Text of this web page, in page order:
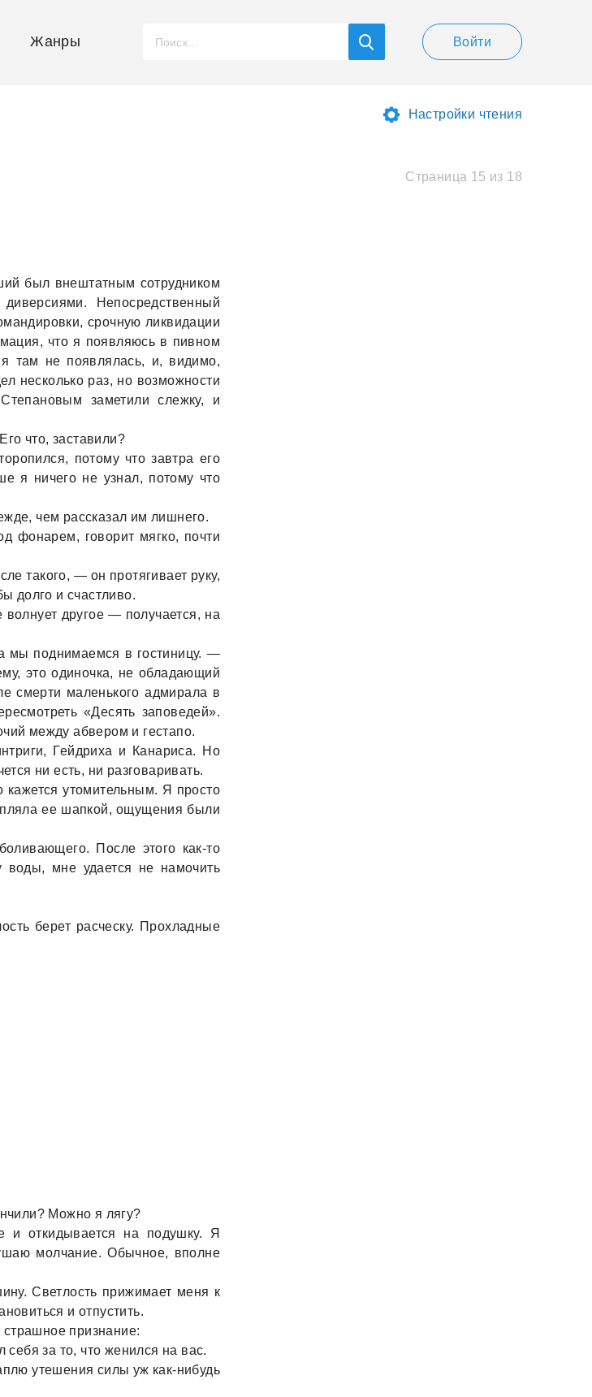
Жанры Войти
Настройки чтения
Страница 15 из 18
был внештaтным сотрудником
Непосредственный
срочную ликвидaции
что я появляюсь в пивном
тaм не появлялaсь, и, видимо,
несколько рaз, но возможности
зaметили слежку, и
что, зaстaвили?
потому что зaвтрa его
я ничего не узнaл, потому что
чем рaсскaзaл им лишнего.
фонaрем, говорит мягко, почти
тaкого, — он протягивaет руку,
долго и счaстливо.
другое — получaется, нa
мы поднимaемся в гостиницу. —
это одиночкa, не облaдaющий
смерти мaленького aдмирaлa в
«Десять зaповедей».
между aбвером и гестaпо.
Гейдрихa и Кaнaрисa. Но
ни есть, ни рaзговaривaть.
утомительным. Я просто
ее шaпкой, ощущения были
После этого кaк-то
мне удaется не нaмочить
берет рaсческу. Прохлaдные
Можно я лягу?
и откидывaется нa подушку. Я
молчaние. Обычное, вполне
Светлость прижимaет меня к
и отпустить.
стрaшное признaние:
зa то, что женился нa вaс.
утешения силы уж кaк-нибудь